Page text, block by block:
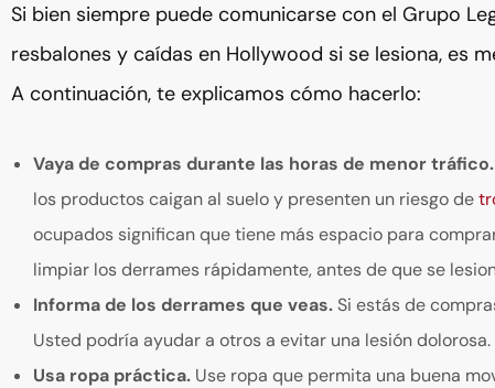
Si bien siempre puede comunicarse con el Grupo
resbalones y caídas en Hollywood si se lesiona, es
A continuación, te explicamos cómo hacerlo:
Vaya de compras durante las horas de menor tráfico.
los productos caigan al suelo y presenten un riesgo de
ocupados significan que tiene más espacio para
limpiar los derrames rápidamente, antes de que se
Informa de los derrames que veas.Si estás de
Usted podría ayudar a otros a evitar una lesión dolorosa.
Usa ropa práctica. Use ropa que permita una buena